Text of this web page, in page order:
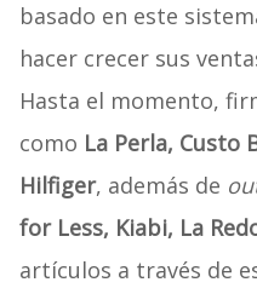
basado en este
hacer crecer sus
Hasta el momento,
como La Perla, Custo
Hilfiger, además de
for Less, Kiabi, La
artículos a través de